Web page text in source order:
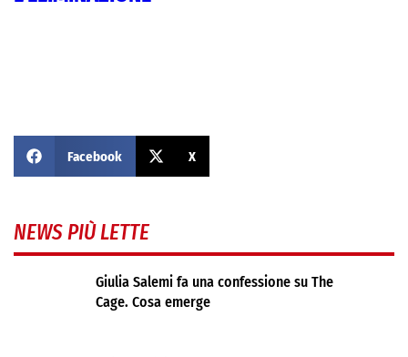
Facebook X
NEWS PIÙ LETTE
Giulia Salemi fa una confessione su The
Cage. Cosa emerge